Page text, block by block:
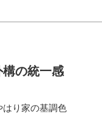
の統一感
り家の基調色